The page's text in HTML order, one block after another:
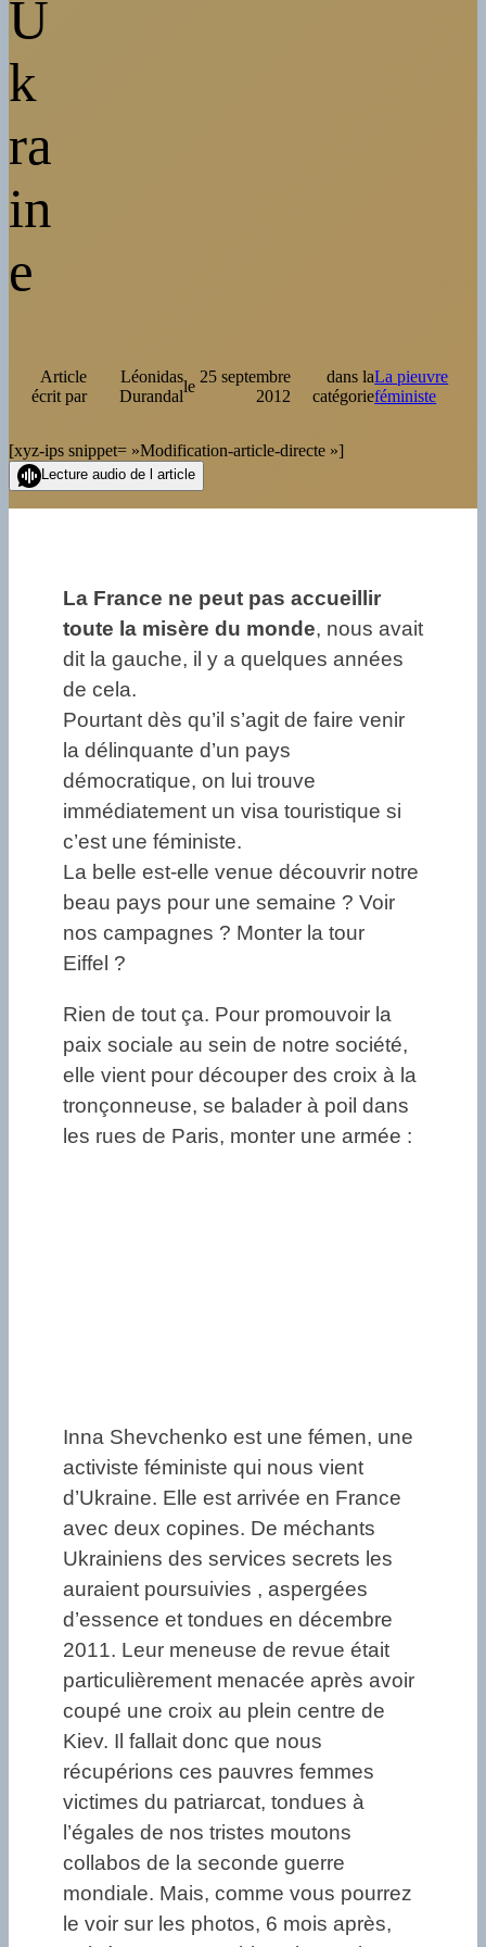
U
k
ra
in
e
Article
écrit par
Léonidas
Durandal
le
25 septembre
2012
dans la
catégorie
La pieuvre
féministe
[xyz-ips snippet= »Modification-article-directe »]
Lecture audio de l article
La France ne peut pas accueillir
toute la misère du monde, nous avait
dit la gauche, il y a quelques années
de cela.
Pourtant dès qu’il s’agit de faire venir
la délinquante d’un pays
démocratique, on lui trouve
immédiatement un visa touristique si
c’est une féministe.
La belle est-elle venue découvrir notre
beau pays pour une semaine ? Voir
nos campagnes ? Monter la tour
Eiffel ?
Rien de tout ça. Pour promouvoir la
paix sociale au sein de notre société,
elle vient pour découper des croix à la
tronçonneuse, se balader à poil dans
les rues de Paris, monter une armée :
Inna Shevchenko est une fémen, une
activiste féministe qui nous vient
d’Ukraine. Elle est arrivée en France
avec deux copines. De méchants
Ukrainiens des services secrets les
auraient poursuivies , aspergées
d’essence et tondues en décembre
2011. Leur meneuse de revue était
particulièrement menacée après avoir
coupé une croix au plein centre de
Kiev. Il fallait donc que nous
récupérions ces pauvres femmes
victimes du patriarcat, tondues à
l’égales de nos tristes moutons
collabos de la seconde guerre
mondiale. Mais, comme vous pourrez
le voir sur les photos, 6 mois après,